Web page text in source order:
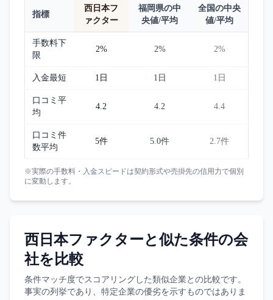
指標
西日本フ
ァクター
福岡県の中
央値/平均
全国の中央
値/平均
手数料下
限
2% 2% 2%
入金最短 1日 1日 1日
口コミ平
均
4.2 4.2 4.4
口コミ件
数平均
5件 5.0件 2.7件
※実際の手数料・入金スピードは契約形式や売掛先の信用力で個別
に変動します。
西日本ファクターと似た条件の会
社を比較
条件マッチ度でスコアリングした類似企業との比較です。
事実の列挙であり、特定企業の優劣を示すものではありま